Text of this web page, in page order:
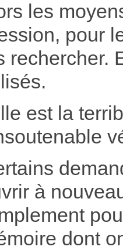
les
pour
rechercher.
est la
à
dont